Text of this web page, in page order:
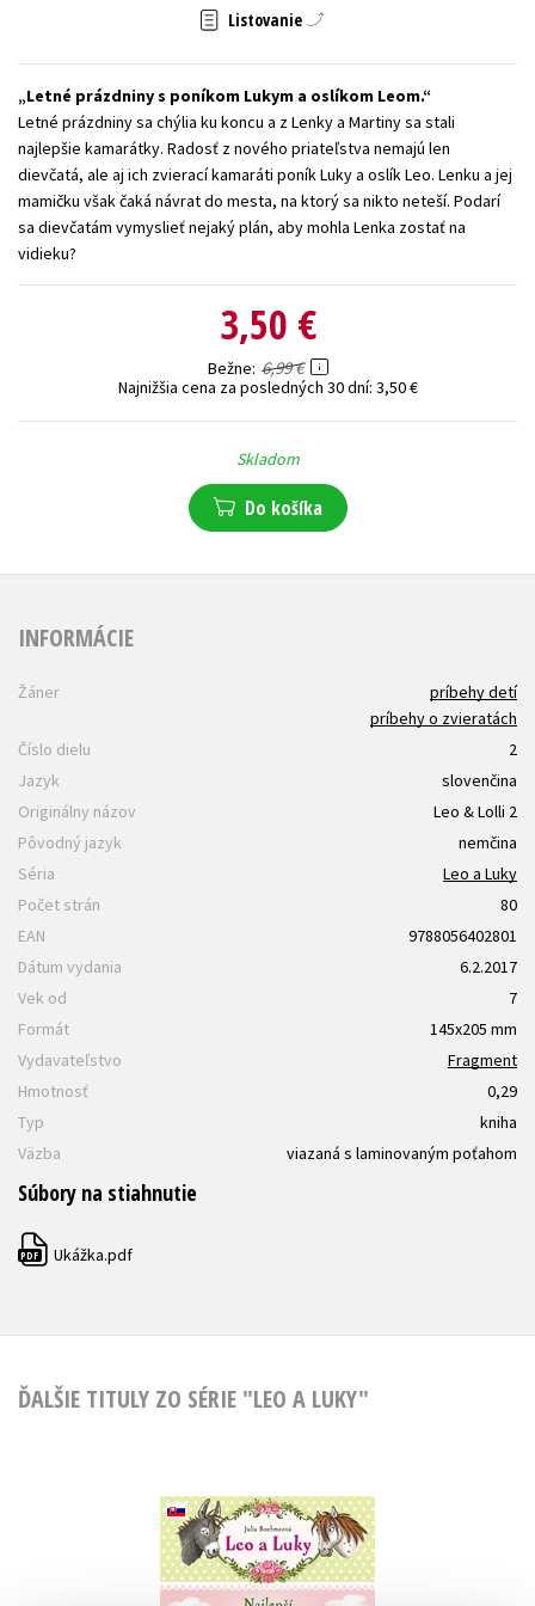
Učebnice
Zdravie a životný štýl
Všetky tituly
Listovanie
Letné prázdniny s poníkom Lukym a oslíkom Leom.
Letné prázdniny sa chýlia ku koncu a z Lenky a Martiny sa stali
najlepšie kamarátky. Radosť z nového priateľstva nemajú len
dievčatá, ale aj ich zvierací kamaráti poník Luky a oslík Leo. Lenku a jej
mamičku však čaká návrat do mesta, na ktorý sa nikto neteší. Podarí
sa dievčatám vymyslieť nejaký plán, aby mohla Lenka zostať na
vidieku?
3,50 €
Bežne 6,99 €
Najnižšia cena za posledných 30 dní: 3,50 €
Skladom
Do košíka
INFORMÁCIE
Žáner
príbehy detí
príbehy o zvieratách
Číslo dielu
2
Jazyk
slovenčina
Originálny názov
Leo & Lolli 2
Pôvodný jazyk
nemčina
Séria
Leo a Luky
Počet strán
80
EAN
9788056402801
Dátum vydania
6.2.2017
Vek od
7
Formát
145x205 mm
Vydavateľstvo
Fragment
Hmotnosť
0,29
Typ
kniha
Väzba
viazaná s laminovaným poťahom
Súbory na stiahnutie
PDF Ukážka.pdf
ĎALŠIE TITULY ZO SÉRIE "LEO A LUKY"
Leo a Luky 1 –
Najlepší kamaráti
Julia Boehmeová